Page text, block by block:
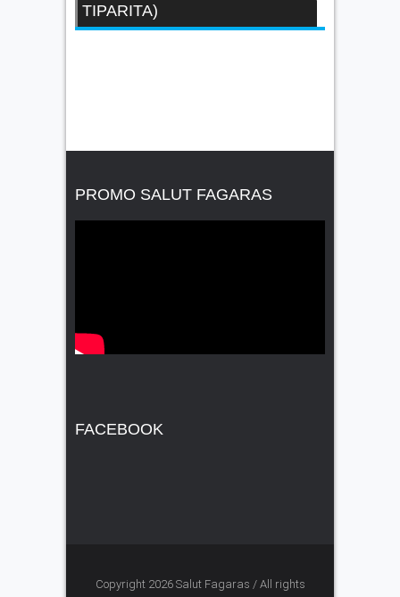
TIPARITA)
PROMO SALUT FAGARAS
FACEBOOK
Copyright 2026 Salut Fagaras / All rights